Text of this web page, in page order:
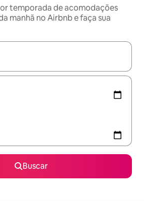
temporada de acomodações
manhã no Airbnb e faça sua
estiverem disponíveis, explore-os
Buscar